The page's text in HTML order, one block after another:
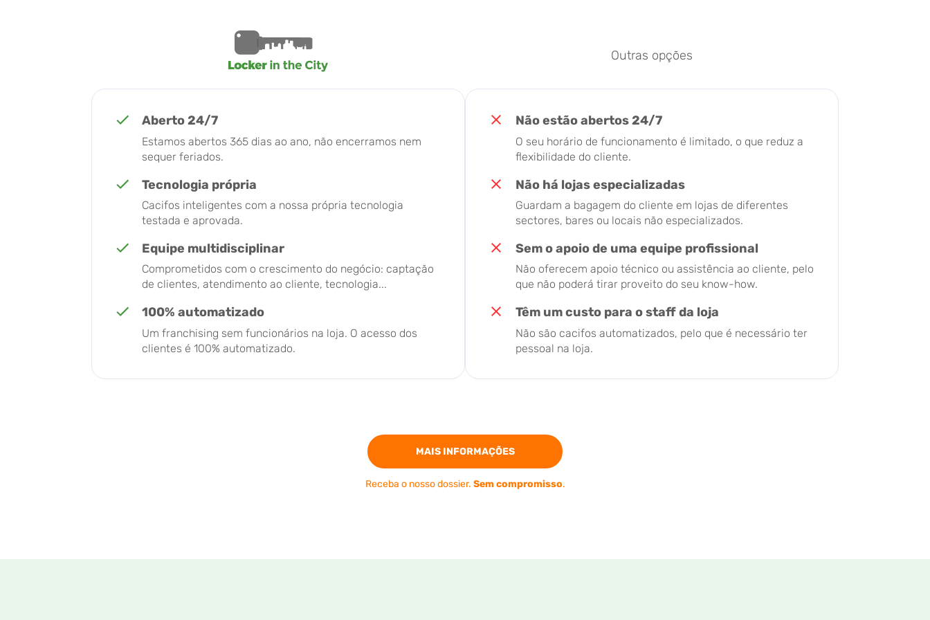
Aberto 24/7
Estamos abertos 365 dias ao ano, não encerramos nem
sequer feriados.
Tecnologia própria
Cacifos inteligentes com a nossa própria tecnologia
testada e aprovada.
Equipe multidisciplinar
Comprometidos com o crescimento do negócio: captação
de clientes, atendimento ao cliente, tecnologia...
100% automatizado
Um franchising sem funcionários na loja. O acesso dos
clientes é 100% automatizado.
Outras opções
Não estão abertos 24/7
O seu horário de funcionamento é limitado, o que reduz a
flexibilidade do cliente.
Não há lojas especializadas
Guardam a bagagem do cliente em lojas de diferentes
sectores, bares ou locais não especializados.
Sem o apoio de uma equipe profissional
Não oferecem apoio técnico ou assistência ao cliente, pelo
que não poderá tirar proveito do seu know-how.
Têm um custo para o staff da loja
Não são cacifos automatizados, pelo que é necessário ter
pessoal na loja.
MAIS INFORMAÇÕES
Receba o nosso dossier. Sem compromisso.